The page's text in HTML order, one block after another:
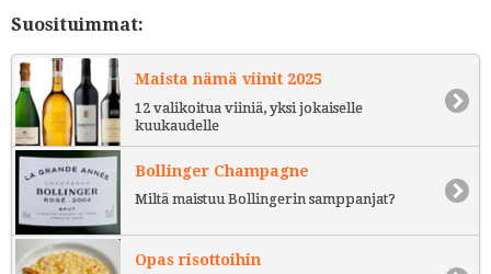
Suosituimmat:
Maista nämä viinit 2025
12 valikoitua viiniä, yksi jokaiselle
kuukaudelle
Bollinger Champagne
Miltä maistuu Bollingerin samppanjat?
Opas risottoihin